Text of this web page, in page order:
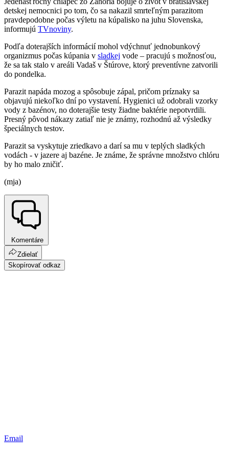
detskej nemocnici po tom, čo sa nakazil smrteľným parazitom
pravdepodobne počas výletu na kúpalisko na juhu Slovenska,
informujú TVnoviny.
Podľa doterajších informácií mohol vdýchnuť jednobunkový
organizmus počas kúpania v sladkej vode – pracujú s možnosťou,
že sa tak stalo v areáli Vadaš v Štúrove, ktorý preventívne zatvorili
do pondelka.
Parazit napáda mozog a spôsobuje zápal, pričom príznaky sa
objavujú niekoľko dní po vystavení. Hygienici už odobrali vzorky
vody z bazénov, no doterajšie testy žiadne baktérie nepotvrdili.
Presný pôvod nákazy zatiaľ nie je známy, rozhodnú až výsledky
špeciálnych testov.
Parazit sa vyskytuje zriedkavo a darí sa mu v teplých sladkých
vodách - v jazere aj bazéne. Je známe, že správne množstvo chlóru
by ho malo zničiť.
(mja)
Komentáre
Zdielať
Skopírovať odkaz
Email